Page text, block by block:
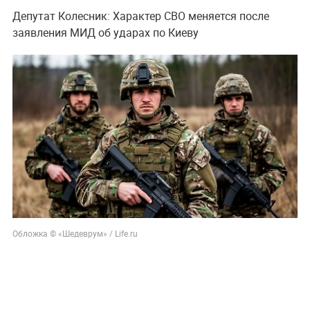
Депутат Колесник: Характер СВО меняется после
заявления МИД об ударах по Киеву
Обложка © «Шедеврум» / Life.ru